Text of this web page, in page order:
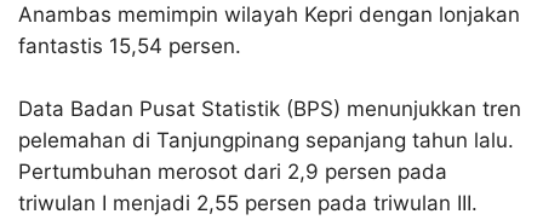
Anambas memimpin wilayah Kepri dengan lonjakan
fantastis 15,54 persen.
Data Badan Pusat Statistik (BPS) menunjukkan tren
pelemahan di Tanjungpinang sepanjang tahun lalu.
Pertumbuhan merosot dari 2,9 persen pada
triwulan I menjadi 2,55 persen pada triwulan III.